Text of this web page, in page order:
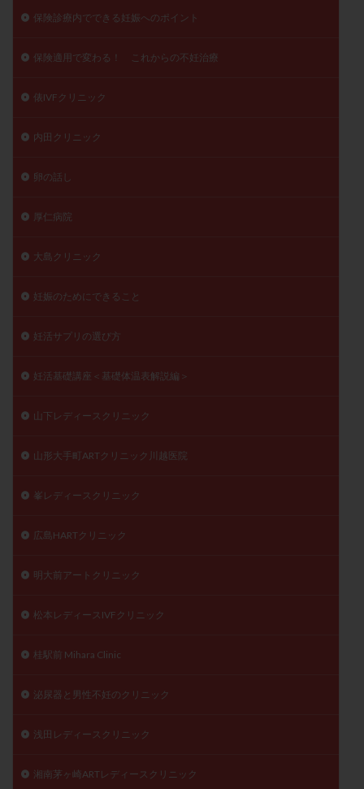
保険診療内でできる妊娠へのポイント
保険適用で変わる！ これからの不妊治療
俵IVFクリニック
内田クリニック
卵の話し
厚仁病院
大島クリニック
妊娠のためにできること
妊活サプリの選び方
妊活基礎講座＜基礎体温表解説編＞
山下レディースクリニック
山形大手町ARTクリニック川越医院
峯レディースクリニック
広島HARTクリニック
明大前アートクリニック
松本レディースIVFクリニック
桂駅前 Mihara Clinic
泌尿器と男性不妊のクリニック
浅田レディースクリニック
湘南茅ヶ崎ARTレディースクリニック